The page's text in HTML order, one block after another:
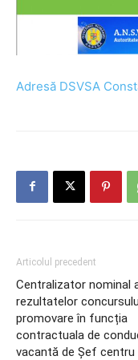
Adresă DSVSA
Articolul precedent
Centralizator nominal
rezultatelor
promovare în funcția
contractuala de
vacantă de Șef centru